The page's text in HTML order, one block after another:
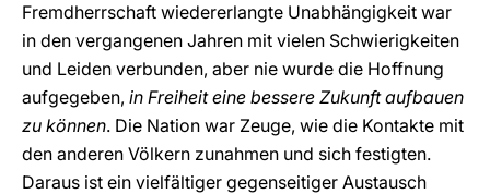
Fremdherrschaft wiedererlangte Unabhängigkeit war
in den vergangenen Jahren mit vielen Schwierigkeiten
und Leiden verbunden, aber nie wurde die Hoffnung
aufgegeben, in Freiheit eine bessere Zukunft aufbauen
zu können. Die Nation war Zeuge, wie die Kontakte mit
den anderen Völkern zunahmen und sich festigten.
Daraus ist ein vielfältiger gegenseitiger Austausch